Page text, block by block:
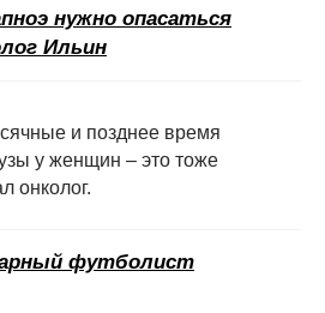
нужно опасаться
Ильин
и позднее время
у женщин – это тоже
онколог.
футболист